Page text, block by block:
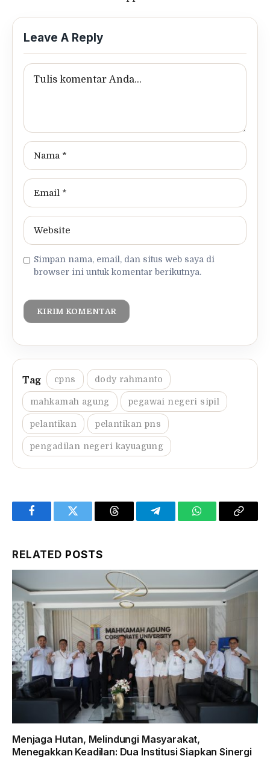
Leave A Reply
Simpan nama, email, dan situs web saya di
browser ini untuk komentar berikutnya.
cpns dody rahmanto
mahkamah agung pegawai negeri sipil
pelantikan pelantikan pns
pengadilan negeri kayuagung
FacebookTwitter Threads TelegramWhatsAppCopy
RELATED POSTS
Menjaga Hutan, Melindungi Masyarakat,
Menegakkan Keadilan: Dua Institusi Siapkan Sinergi